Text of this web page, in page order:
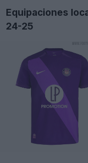
Equipaciones
24-25